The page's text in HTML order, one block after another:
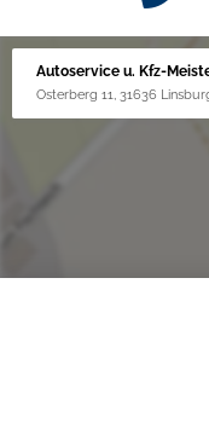
Autoservice u. Kfz-
Osterberg 11, 31636